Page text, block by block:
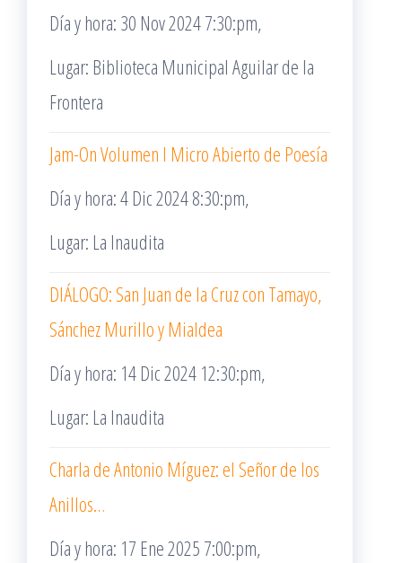
Día y hora: 30 Nov 2024 7:30:pm,
Lugar: Biblioteca Municipal Aguilar de la
Frontera
Jam-On Volumen I Micro Abierto de Poesía
Día y hora: 4 Dic 2024 8:30:pm,
Lugar: La Inaudita
DIÁLOGO: San Juan de la Cruz con Tamayo,
Sánchez Murillo y Mialdea
Día y hora: 14 Dic 2024 12:30:pm,
Lugar: La Inaudita
Charla de Antonio Míguez: el Señor de los
Anillos…
Día y hora: 17 Ene 2025 7:00:pm,